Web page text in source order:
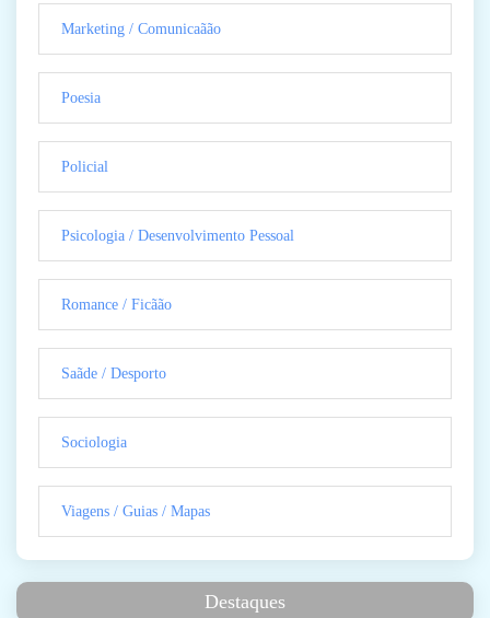
Marketing / Comunicaãão
Poesia
Policial
Psicologia / Desenvolvimento Pessoal
Romance / Ficãão
Saãde / Desporto
Sociologia
Viagens / Guias / Mapas
Destaques